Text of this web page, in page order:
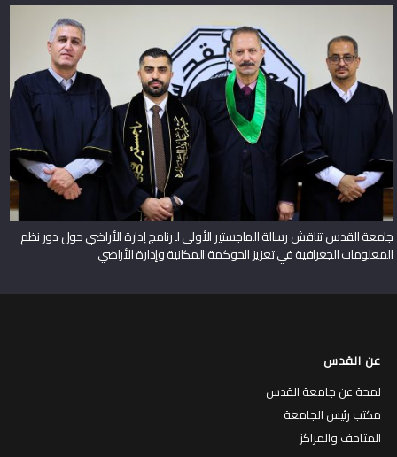
جامعة القدس تناقش رسالة الماجستير الأولى لبرنامج إدارة الأراضي حول دور نظم
المعلومات الجغرافية في تعزيز الحوكمة المكانية وإدارة الأراضي
عن القدس
لمحة عن جامعة القدس
مكتب رئيس الجامعة
المتاحف والمراكز